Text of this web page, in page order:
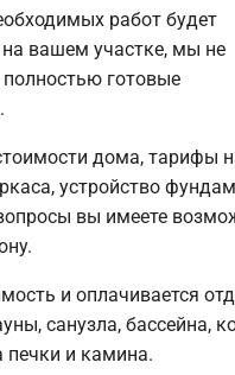
работ будет
вашем участке, мы не
готовые
дома, тарифы
устройство
вы имеете
и оплачивается
санузла, бассейна,
печки и камина.